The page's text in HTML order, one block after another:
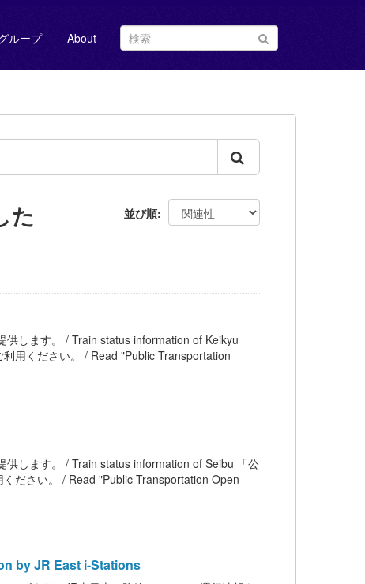
ループ About
並び順
た
供します。 / Train status information of Keikyu
用ください。 / Read "Public Transportation
供します。 / Train status information of Seibu 「公
ださい。 / Read "Public Transportation Open
by JR East i-Stations